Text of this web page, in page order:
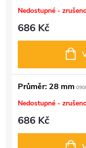
Nedostupné -
686 Kč
Průměr: 28 mm
Nedostupné -
686 Kč